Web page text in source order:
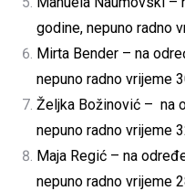
godine, nepuno radno
Mirta Bender – na
nepuno radno vrijeme
Željka Božinović – na
nepuno radno vrijeme
Maja Regić – na
nepuno radno vrijeme